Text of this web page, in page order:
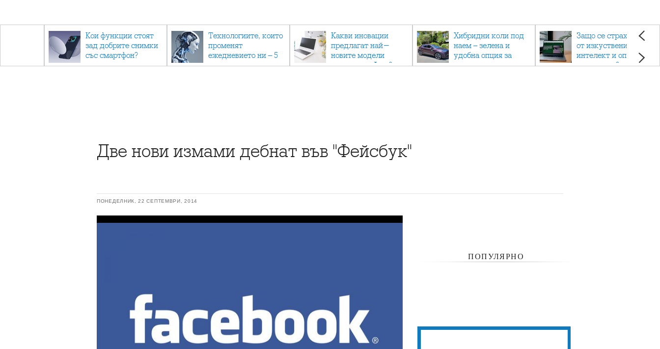
Кои функции стоят
зад добрите снимки
със смартфон?
Технологиите, които
променят
ежедневието ни – 5
иновации, които вече
Какви иновации
предлагат най-
новите модели
лаптопи на Acer?
Хибридни коли под
наем – зелена и
удобна опция за
пътуване
Защо се страхуваме
от изкуствения
интелект и опасен ли
е наистина?
Две нови измами дебнат във "Фейсбук"
ПОНЕДЕЛНИК, 22 СЕПТЕМВРИ, 2014
ПОПУЛЯРНО